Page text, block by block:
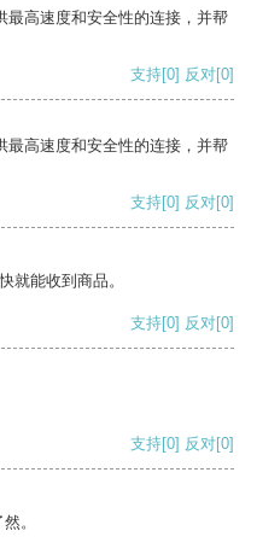
最高速度和安全性的连接，并帮
支持[0] 反对[0]
最高速度和安全性的连接，并帮
支持[0] 反对[0]
就能收到商品。
支持[0] 反对[0]
支持[0] 反对[0]
。